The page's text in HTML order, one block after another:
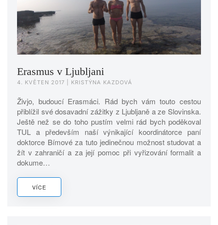
Erasmus v Ljubljani
4. KVĚTEN 2017 | KRISTÝNA KAZDOVÁ
Živjo, budoucí Erasmáci. Rád bych vám touto cestou
přiblížil své dosavadní zážitky z Ljubljaně a ze Slovinska.
Ještě než se do toho pustím velmi rád bych poděkoval
TUL a především naší výnikající koordinátorce paní
doktorce Bímové za tuto jedinečnou možnost studovat a
žít v zahraničí a za její pomoc při vyřizování formalit a
dokume…
VÍCE